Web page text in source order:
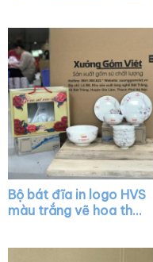
Bộ bát đĩa in logo HVS
màu trắng vẽ hoa thủ